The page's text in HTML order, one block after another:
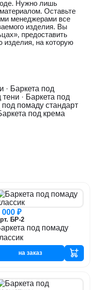
Нужно лишь
Оставьте
менеджерами все
изделия. Вы
предоставить
изделия, на которую
· Баркета под
тени · Баркета под
под помаду стандарт
под крема
000 ₽
БР-2
под помаду
на заказ